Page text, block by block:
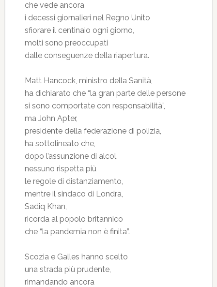
che vede ancora
i decessi giornalieri nel Regno Unito
sfiorare il centinaio ogni giorno,
molti sono preoccupati
dalle conseguenze della riapertura.
Matt Hancock, ministro della Sanità,
ha dichiarato che “la gran parte delle persone
si sono comportate con responsabilità”,
ma John Apter,
presidente della federazione di polizia,
ha sottolineato che,
dopo l’assunzione di alcol,
nessuno rispetta più
le regole di distanziamento,
mentre il sindaco di Londra,
Sadiq Khan,
ricorda al popolo britannico
che “la pandemia non è finita”.
Scozia e Galles hanno scelto
una strada più prudente,
rimandando ancora